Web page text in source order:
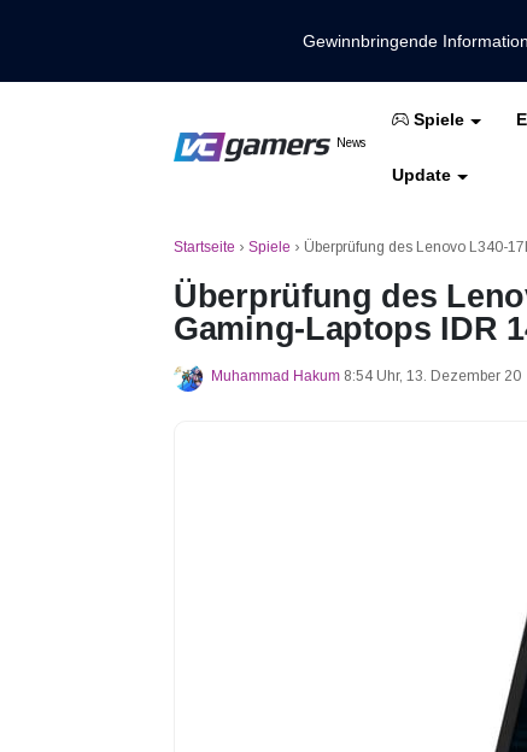
Gewinnbringende
VCGamers-
News
Holen Sie sich die neuesten
Spiele
Update
Freies Feuer
Startseite › Spiele › Überprüfung des Lenovo L340-
Überprüfung des
Gaming-Laptops IDR
Muhammad Hakum 8:54 Uhr, 13. Dezember 20